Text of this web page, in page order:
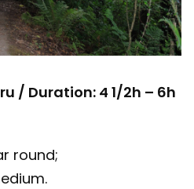
/ Duration: 4 1/2h – 6h
round;